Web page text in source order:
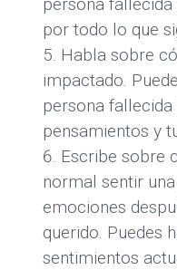
por todo lo que
Habla sobre
impactado.
persona fallecida
pensamientos y
Escribe sobre
normal sentir
emociones
querido. Puedes
sentimientos